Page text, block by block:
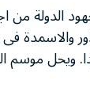
الدولة من
ومع نقص
موسم